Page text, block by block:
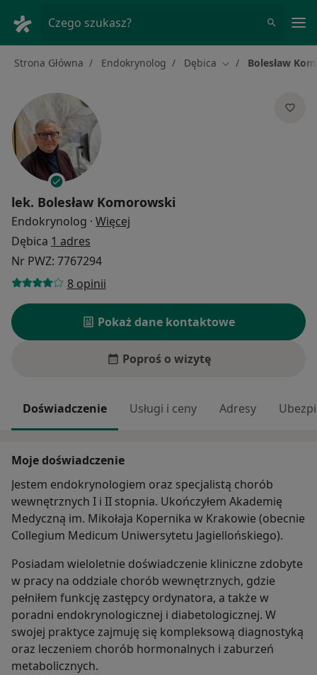
Czego szukasz?
Strona Główna Endokrynolog Dębica Zmień miasto
Bolesław
lek. Bolesław Komorowski
Endokrynolog · Więcej
Dębica 1 adres
Nr PWZ: 7767294
8 opinii
Pokaż dane kontaktowe
Poproś o wizytę
Doświadczenie Usługi i ceny Adresy
Moje doświadczenie
Jestem endokrynologiem oraz specjalistą chorób
wewnętrznych I i II stopnia. Ukończyłem Akademię
Medyczną im. Mikołaja Kopernika w Krakowie (obecnie
Collegium Medicum Uniwersytetu Jagiellońskiego).
Posiadam wieloletnie doświadczenie kliniczne zdobyte
w pracy na oddziale chorób wewnętrznych, gdzie
pełniłem funkcję zastępcy ordynatora, a także w
poradni endokrynologicznej i diabetologicznej. W
swojej praktyce zajmuję się kompleksową diagnostyką
oraz leczeniem chorób hormonalnych i zaburzeń
metabolicznych.